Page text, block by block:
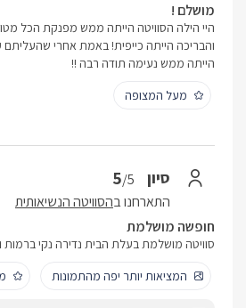
מושלם !
היי הילה הסוויטה הייתה ממש מפנקת הכל
והבריכה הייתה כייפית! באמת אחרי
הייתה ממש נעימה תודה רבה !!
מעל המצופה
סיון 5/5
התארחנו בהסוויטה הנשיאותית
חופשה מושלמת
סוויטה מושלמת בעלת הבית נדירה נקי
המציאות יותר יפה מהתמונות